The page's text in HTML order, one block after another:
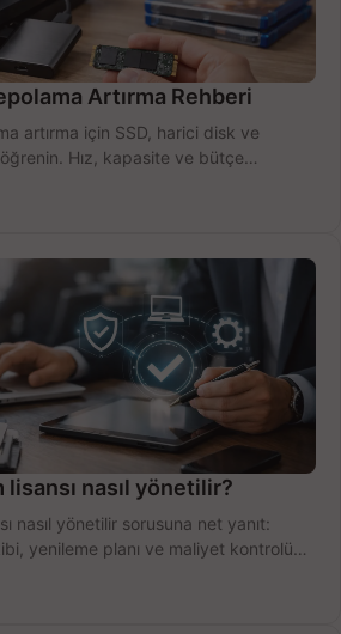
Artırma Rehberi
artırma için SSD, harici disk ve
Hız, kapasite ve bütçe
lisansı nasıl yönetilir?
nasıl yönetilir sorusuna net yanıt:
yenileme planı ve maliyet kontrolü